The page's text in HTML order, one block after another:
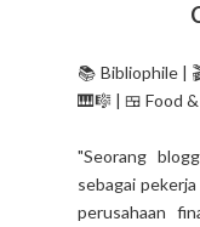
📚 Bibliophile |
🎹🎼 | 🍱 Food
"Seorang
sebagai
perusahaan